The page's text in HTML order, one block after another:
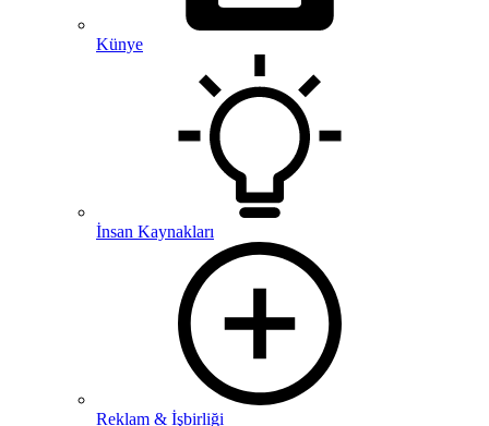
Künye
İnsan Kaynakları
Reklam & İşbirliği